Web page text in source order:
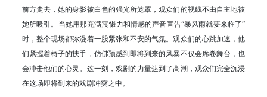
前方走去，她的身影被白色的强光所笼罩，观众们的视线不由自主地被
她所吸引。当她用那充满震慑力和情感的声音宣告“暴风雨就要来临了”
时，整个现场都弥漫着一股紧张和不安的气氛。观众们的心跳加速，他
们紧握着椅子的扶手，仿佛预感到即将到来的风暴不仅会席卷舞台，也
会冲击他们的心灵。这一刻，戏剧的力量达到了高潮，观众们完全沉浸
在这场即将到来的戏剧冲突之中。